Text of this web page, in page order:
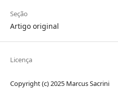
Seção
Artigo original
Licença
Copyright (c) 2025 Marcus Sacrini